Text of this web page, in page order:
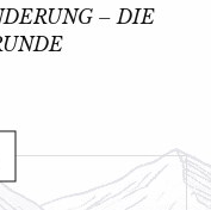
– DIE G